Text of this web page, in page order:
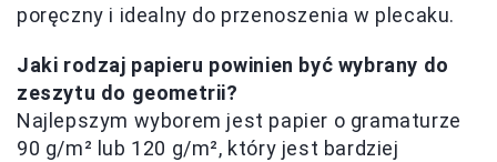
poręczny i idealny do przenoszenia w plecaku.
Jaki rodzaj papieru powinien być wybrany do
zeszytu do geometrii?
Najlepszym wyborem jest papier o gramaturze
90 g/m² lub 120 g/m², który jest bardziej